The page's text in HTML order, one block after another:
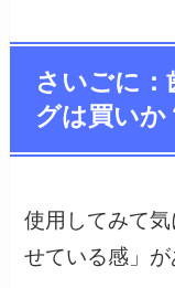
さいごに
グは買いか
使用してみて
せている感」が